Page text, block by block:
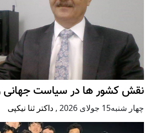
نقش کشور ها در سیاست جهانی
چهار شنبه15 جولای 2026 , داکتر ثنا نیکپی